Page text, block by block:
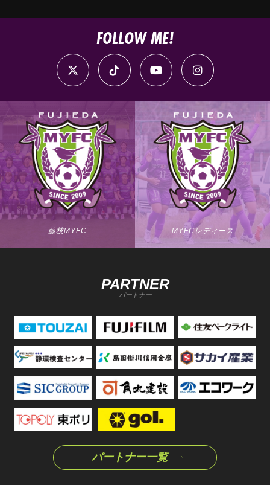
FOLLOW ME!
藤枝MYFC MYFCレディース
PARTNER
パートナー
パートナー一覧